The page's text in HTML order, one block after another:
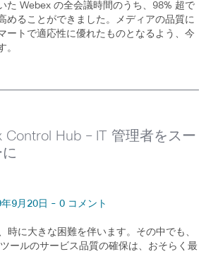
た Webex の全会議時間のうち、98% 超で
めることができました。メディアの品質に
ートで適応性に優れたものとなるよう、今
。
Control Hub – IT 管理者をスー
9月20日 - 0 コメント
時に大きな困難を伴います。その中でも、
ールのサービス品質の確保は、おそらく最